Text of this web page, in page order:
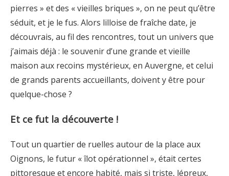
pierres » et des « vieilles briques », on ne peut qu’être
séduit, et je le fus. Alors lilloise de fraîche date, je
découvrais, au fil des rencontres, tout un univers que
j’aimais déjà : le souvenir d’une grande et vieille
maison aux recoins mystérieux, en Auvergne, et celui
de grands parents accueillants, doivent y être pour
quelque-chose ?
Et ce fut la découverte !
Tout un quartier de ruelles autour de la place aux
Oignons, le futur « îlot opérationnel », était certes
pittoresque et encore habité, mais si triste, lépreux,